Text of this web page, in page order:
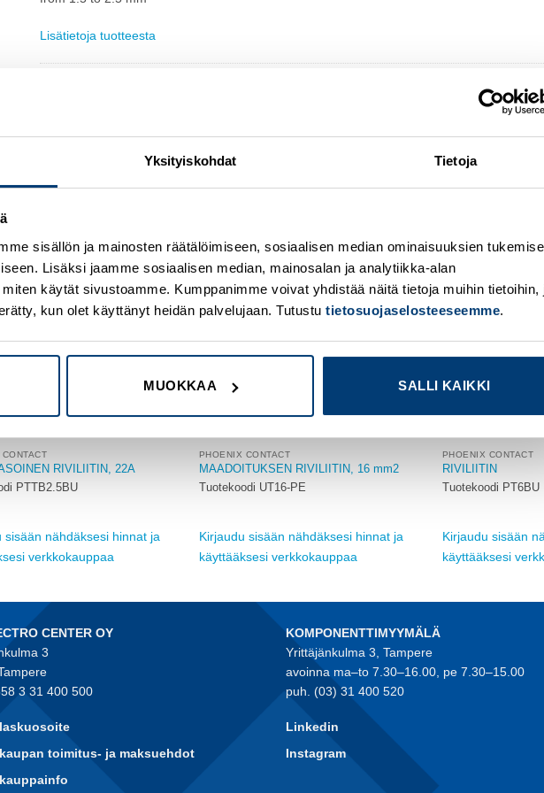
Yksityiskohdat Tietoja
sisällön ja mainosten räätälöimiseen, sosiaalisen median ominaisuuksien
Lisäksi jaamme sosiaalisen median, mainosalan ja analytiikka-alan
käytät sivustoamme. Kumppanimme voivat yhdistää näitä tietoja muihin tietoihin,
kun olet käyttänyt heidän palvelujaan. Tutustu tietosuojaselosteeseemme.
MUOKKAA SALLI KAIKKI
Lisätietoja tuotteesta
wishlist
RIVILIITIN, 22A
PTTB2.5BU
sisään nähdäksesi hinnat ja
verkkokauppaa
wishlist
PHOENIX CONTACT
MAADOITUKSEN RIVILIITIN, 16 mm2
Tuotekoodi UT16-PE
Kirjaudu sisään nähdäksesi hinnat ja
käyttääksesi verkkokauppaa
PHOENIX CONTACT
RIVILIITIN
Tuotekoodi PT6BU
Kirjaudu sisään
käyttääksesi
CENTER OY
3
3 31 400 500
toimitus- ja maksuehdot
KOMPONENTTIMYYMÄLÄ
Yrittäjänkulma 3, Tampere
avoinna ma–to 7.30–16.00, pe 7.30–15.00
puh. (03) 31 400 520
Linkedin
Instagram